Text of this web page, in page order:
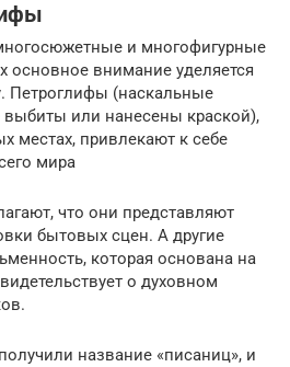
и многофигурные
основное внимание уделяется
Петроглифы (наскальные
или нанесены краской),
местах, привлекают к себе
мира
что они представляют
бытовых сцен. А другие
которая основана на
о духовном
название «писаниц», и